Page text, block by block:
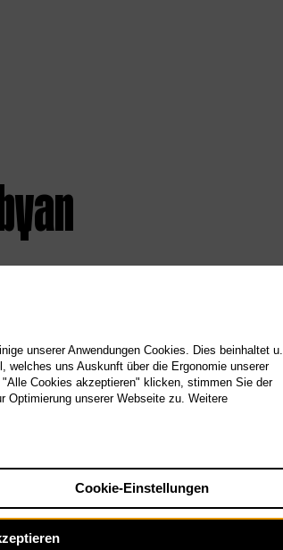
unserer Anwendungen Cookies. Dies beinhaltet u.
welches uns Auskunft über die Ergonomie unserer
Cookies akzeptieren" klicken, stimmen Sie der
Optimierung unserer Webseite zu. Weitere
Cookie-Einstellungen